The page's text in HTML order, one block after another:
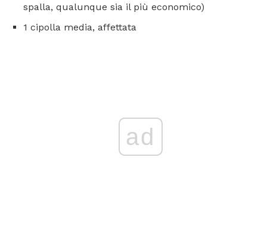
spalla, qualunque sia il più economico)
1 cipolla media, affettata
ad